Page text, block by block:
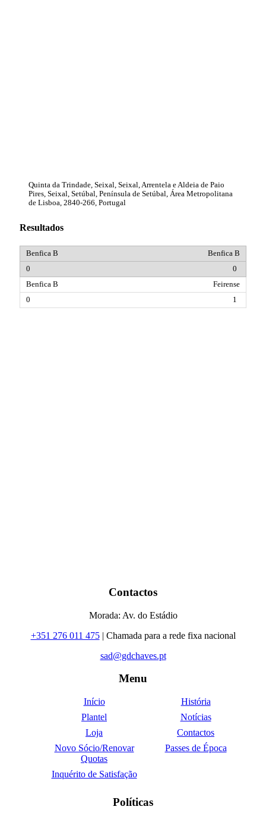
Quinta da Trindade, Seixal, Seixal, Arrentela e Aldeia de Paio
Pires, Seixal, Setúbal, Península de Setúbal, Área Metropolitana
de Lisboa, 2840-266, Portugal
Resultados
Benfica B
0
Feirense
1
Contactos
Morada: Av. do Estádio
+351 276 011 475| Chamada para a rede fixa nacional
sad@gdchaves.pt
Menu
Início
História
Plantel
Notícias
Loja
Contactos
Novo Sócio/Renovar
Quotas
Passes de Época
Inquérito de Satisfação
Políticas